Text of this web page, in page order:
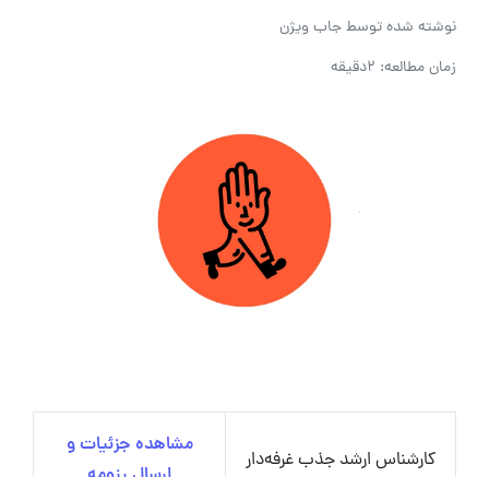
نوشته شده توسطجاب ویژن
زمان مطالعه: 2دقیقه
کارشناس ارشد جذب غرفه‌دار
مشاهده جزئیات و